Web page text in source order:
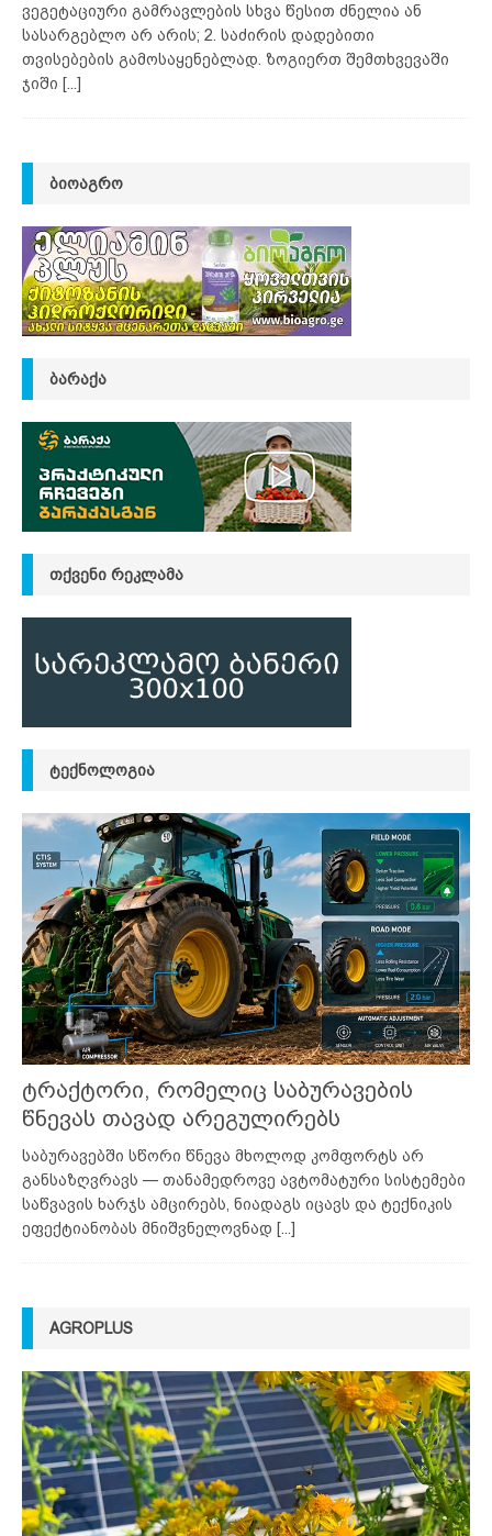
ვეგეტაციური გამრავლების სხვა წესით ძნელია ან
სასარგებლო არ არის; 2. საძირის დადებითი
თვისებების გამოსაყენებლად. ზოგიერთ შემთხვევაში
ჯიში [...]
ᲑᲘᲝᲐᲒᲠᲝ
ᲑᲐᲠᲐᲥᲐ
ᲗᲥᲕᲔᲜᲘ ᲠᲔᲙᲚᲐᲛᲐ
ᲢᲔᲥᲜᲝᲚᲝᲒᲘᲐ
ტრაქტორი, რომელიც საბურავების
წნევას თავად არეგულირებს
საბურავებში სწორი წნევა მხოლოდ კომფორტს არ
განსაზღვრავს — თანამედროვე ავტომატური სისტემები
საწვავის ხარჯს ამცირებს, ნიადაგს იცავს და ტექნიკის
ეფექტიანობას მნიშვნელოვნად [...]
AGROPLUS